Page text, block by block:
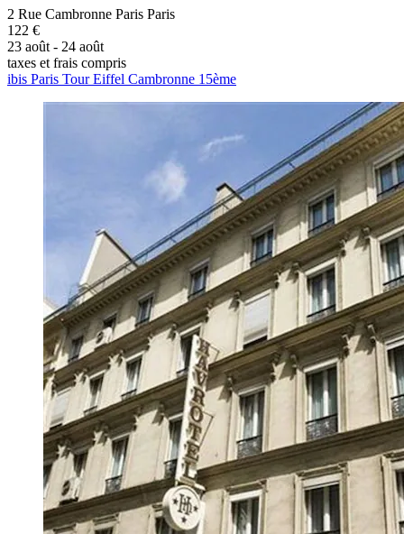
2 Rue Cambronne Paris Paris
122 €
23 août - 24 août
taxes et frais compris
ibis Paris Tour Eiffel Cambronne 15ème